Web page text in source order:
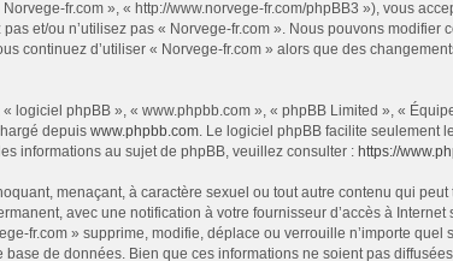
fr.com », « http://www.norvege-fr.com/phpBB3 »), vous
et/ou n’utilisez pas « Norvege-fr.com ». Nous pouvons
continuez d’utiliser « Norvege-fr.com » alors que des
logiciel phpBB », « www.phpbb.com », « phpBB Limited », «
depuis www.phpbb.com. Le logiciel phpBB facilite seulement
informations au sujet de phpBB, veuillez consulter : https://
menaçant, à caractère sexuel ou tout autre contenu qui
avec une notification à votre fournisseur d’accès à
fr.com » supprime, modifie, déplace ou verrouille n’importe
de données. Bien que ces informations ne soient pas